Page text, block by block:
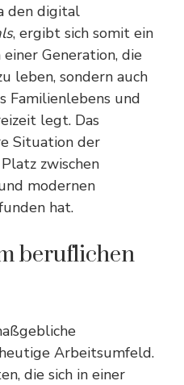
den digital
, ergibt sich somit ein
Generation, die
leben, sondern auch
Familienlebens und
legt. Das
Situation der
zwischen
modernen
hat.
beruflichen
Arbeitsumfeld.
die sich in einer